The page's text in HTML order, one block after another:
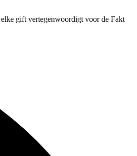
gift vertegenwoordigt voor de Fakt